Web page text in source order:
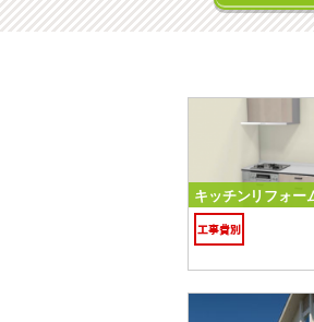
キッチンリフォー
工事費別